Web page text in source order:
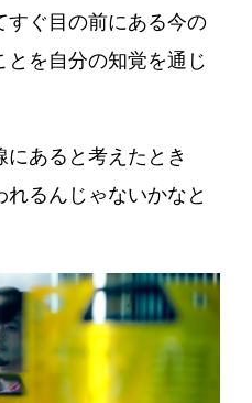
すぐ目の前にある今の
を自分の知覚を通じ
あると考えたとき
るんじゃないかなと